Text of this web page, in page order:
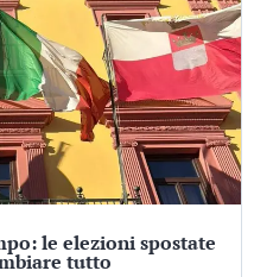
le elezioni spostate
tutto